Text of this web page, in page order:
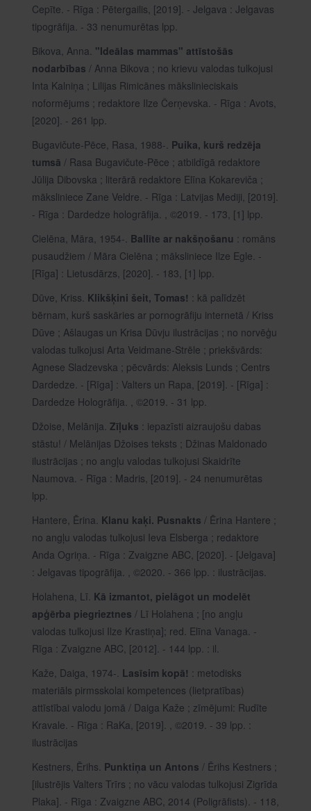
Cepīte. - Rīga : Pētergailis, [2019]. - Jelgava : Jelgavas
tipogrāfija. - 33 nenumurētas lpp.
Bikova, Anna. "Ideālas mammas" attīstošās
nodarbības / Anna Bikova ; no krievu valodas tulkojusi
Inta Kalniņa ; Lilijas Rimicānes mākslinieciskais
noformējums ; redaktore Ilze Čerņevska. - Rīga : Avots,
[2020]. - 261 lpp.
Bugavičute-Pēce, Rasa, 1988-. Puika, kurš redzēja
tumsā / Rasa Bugavičute-Pēce ; atbildīgā redaktore
Jūlija Dibovska ; literārā redaktore Elīna Kokareviča ;
māksliniece Zane Veldre. - Rīga : Latvijas Mediji, [2019].
- Rīga : Dardedze hologrāfija. , ©2019. - 173, [1] lpp.
Cielēna, Māra, 1954-. Ballīte ar nakšņošanu : romāns
pusaudžiem / Māra Cielēna ; māksliniece Ilze Egle. -
[Rīga] : Lietusdārzs, [2020]. - 183, [1] lpp.
Dūve, Kriss. Klikšķini šeit, Tomas! : kā palīdzēt
bērnam, kurš saskāries ar pornogrāfiju internetā / Kriss
Dūve ; Ašlaugas un Krisa Dūvju ilustrācijas ; no norvēģu
valodas tulkojusi Arta Veidmane-Strēle ; priekšvārds:
Agnese Sladzevska ; pēcvārds: Aleksis Lunds ; Centrs
Dardedze. - [Rīga] : Valters un Rapa, [2019]. - [Rīga] :
Dardedze Hologrāfija. , ©2019. - 31 lpp.
Džoise, Melānija. Zīļuks : iepazīsti aizraujošu dabas
stāstu! / Melānijas Džoises teksts ; Džinas Maldonado
ilustrācijas ; no angļu valodas tulkojusi Skaidrīte
Naumova. - Rīga : Madris, [2019]. - 24 nenumurētas
lpp.
Hantere, Ērina. Klanu kaķi. Pusnakts / Ērina Hantere ;
no angļu valodas tulkojusi Ieva Elsberga ; redaktore
Anda Ogriņa. - Rīga : Zvaigzne ABC, [2020]. - [Jelgava]
: Jelgavas tipogrāfija. , ©2020. - 366 lpp. : ilustrācijas.
Holahena, Lī. Kā izmantot, pielāgot un modelēt
apģērba piegrieztnes / Lī Holahena ; [no angļu
valodas tulkojusi Ilze Krastiņa]; red. Elīna Vanaga. -
Rīga : Zvaigzne ABC, [2012]. - 144 lpp. : il.
Kaže, Daiga, 1974-. Lasīsim kopā! : metodisks
materiāls pirmsskolai kompetences (lietpratības)
attīstībai valodu jomā / Daiga Kaže ; zīmējumi: Rudīte
Kravale. - Rīga : RaKa, [2019]. , ©2019. - 39 lpp. :
ilustrācijas
Kestners, Ērihs. Punktiņa un Antons / Ērihs Kestners ;
[ilustrējis Valters Trīrs ; no vācu valodas tulkojusi Zigrīda
Plaka]. - Rīga : Zvaigzne ABC, 2014 (Poligrāfists). - 118,